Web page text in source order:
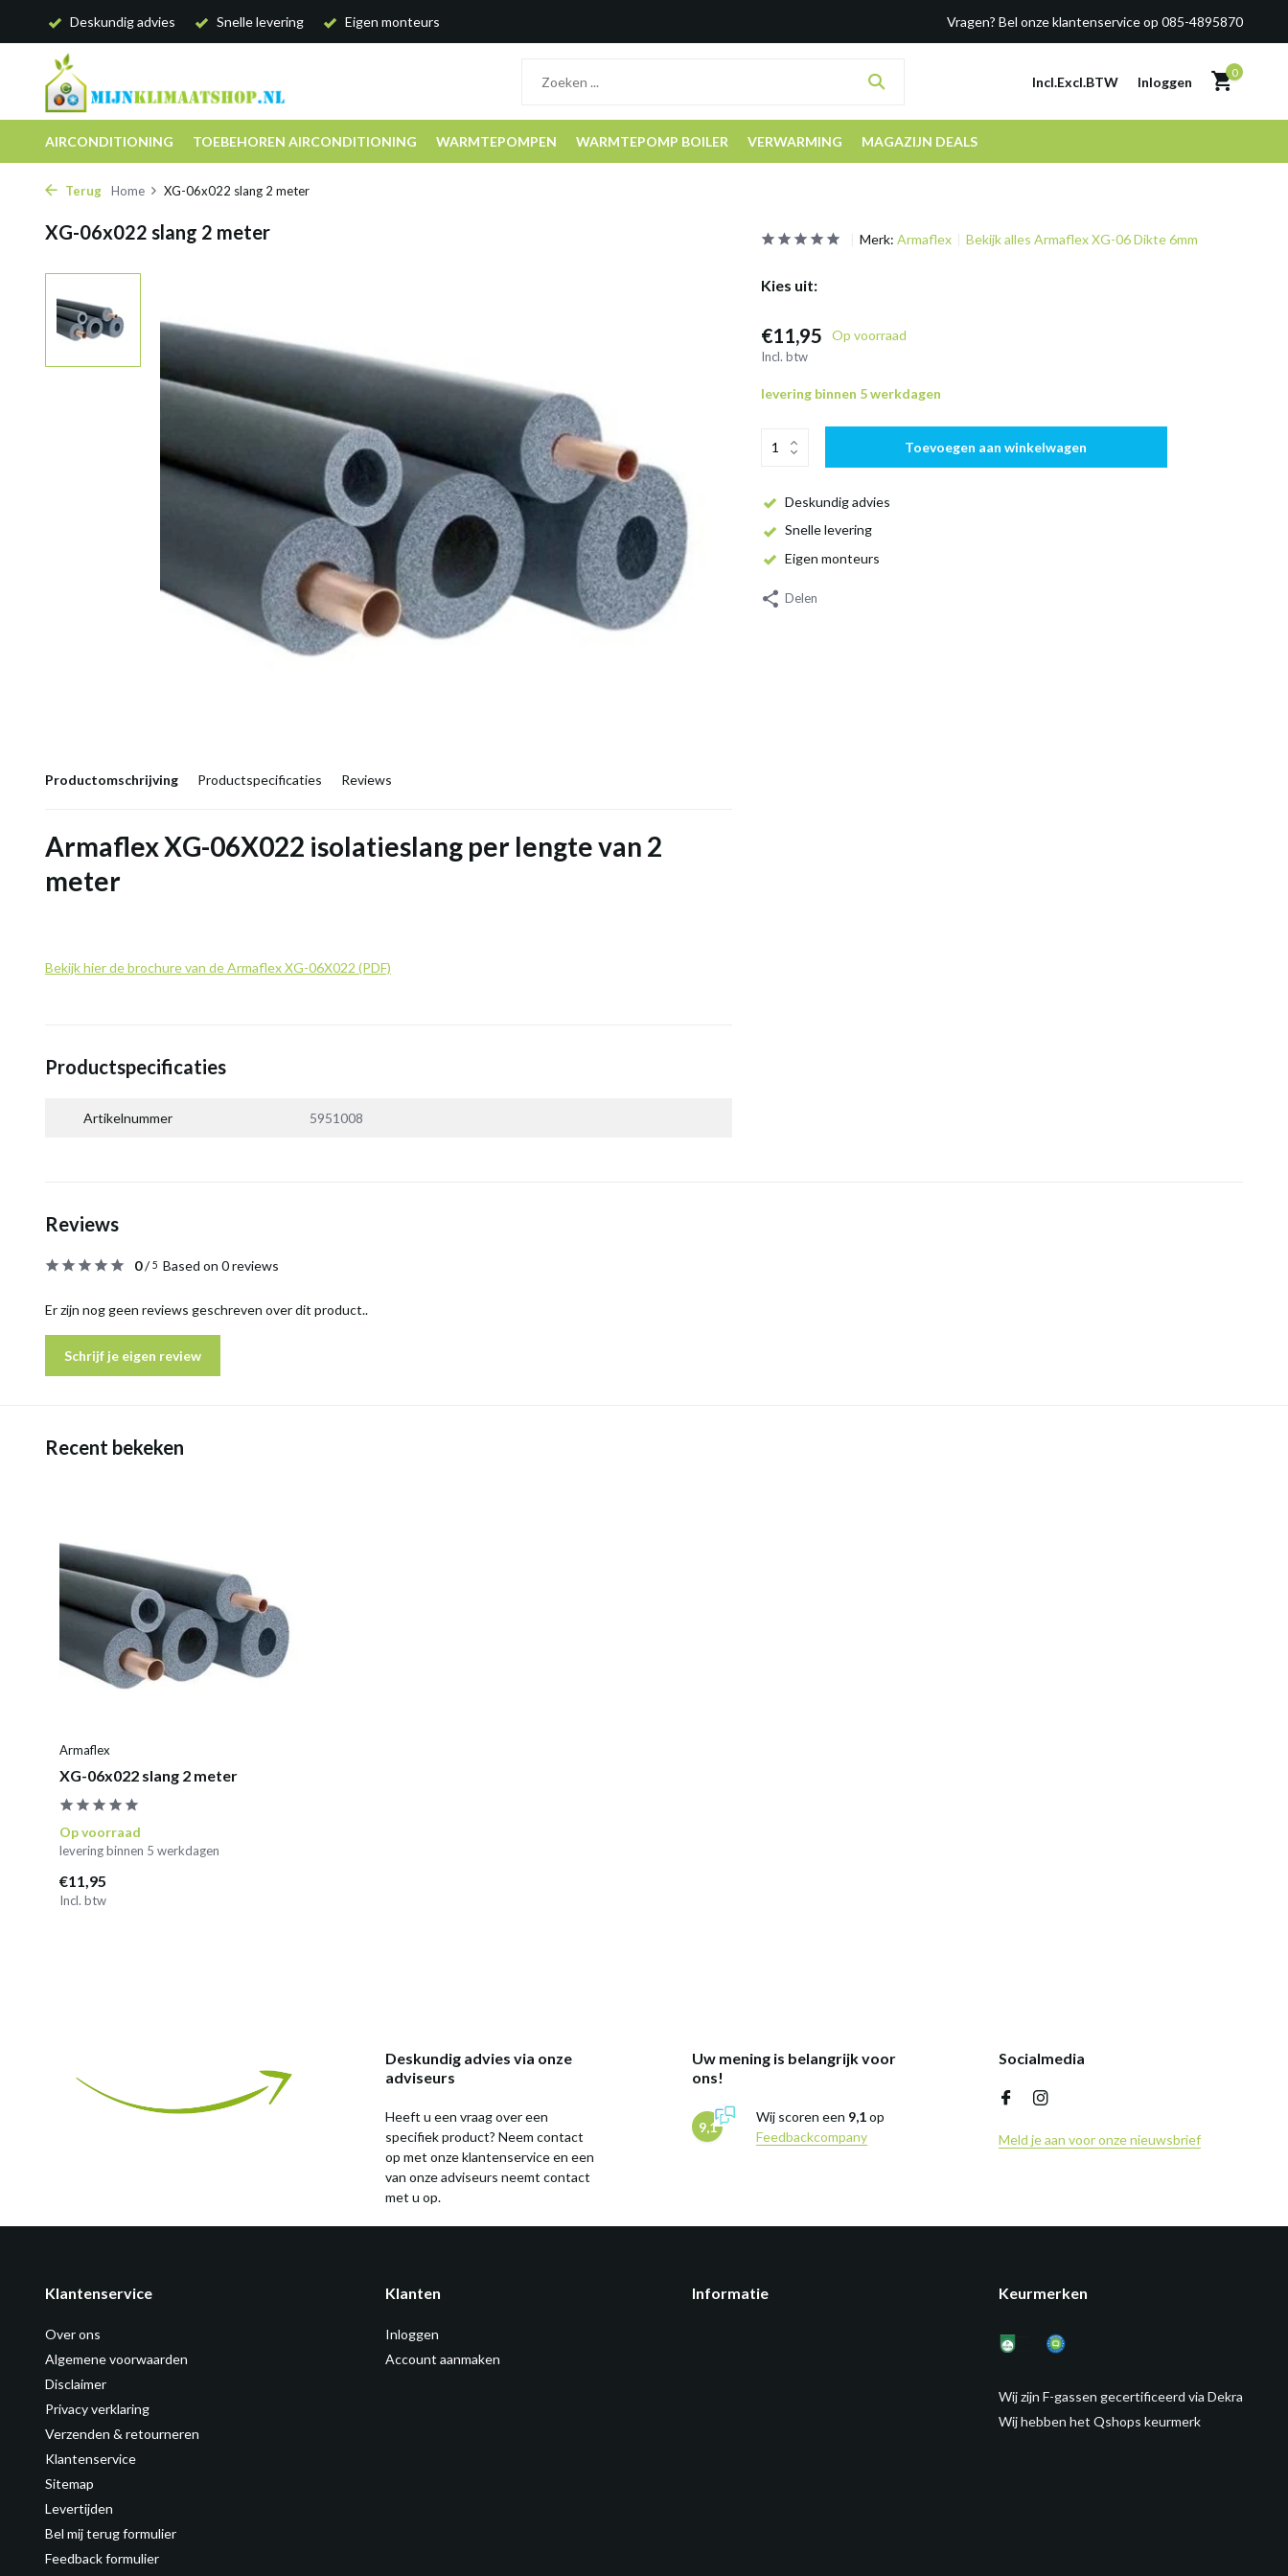
Deskundig advies Snelle levering Eigen monteurs Vragen? Bel onze klantenservice op 085-4895870
Incl.Excl.BTW Inloggen
0
AIRCONDITIONING TOEBEHOREN AIRCONDITIONING WARMTEPOMPEN WARMTEPOMP BOILER VERWARMING MAGAZIJN DEALS
Terug Home XG-06x022 slang 2 meter
XG-06x022 slang 2 meter
Productomschrijving Productspecificaties Reviews
Armaflex XG-06X022 isolatieslang per lengte van 2
meter
Bekijk hier de brochure van de Armaflex XG-06X022 (PDF)
Productspecificaties
Artikelnummer 5951008
Merk: Armaflex Bekijk alles Armaflex XG-06 Dikte 6mm
Kies uit:
€11,95 Op voorraad
Incl. btw
levering binnen 5 werkdagen
Toevoegen aan winkelwagen
Deskundig advies
Snelle levering
Eigen monteurs
Delen
Reviews
0/5 Based on 0 reviews
Er zijn nog geen reviews geschreven over dit product..
Schrijf je eigen review
Recent bekeken
Armaflex
XG-06x022 slang 2 meter
Op voorraad
levering binnen 5 werkdagen
€11,95
Incl. btw
Deskundig advies via onze
adviseurs
Heeft u een vraag over een
specifiek product? Neem contact
op met onze klantenservice en een
van onze adviseurs neemt contact
met u op.
Uw mening is belangrijk voor
ons!
9,1
Wij scoren een 9,1op
Feedbackcompany
Socialmedia
Meld je aan voor onze nieuwsbrief
Klantenservice
Over ons
Algemene voorwaarden
Disclaimer
Privacy verklaring
Verzenden & retourneren
Klantenservice
Sitemap
Levertijden
Bel mij terug formulier
Feedback formulier
Klanten
Inloggen
Account aanmaken
Informatie Keurmerken
Wij zijn F-gassen gecertificeerd via Dekra
Wij hebben het Qshops keurmerk